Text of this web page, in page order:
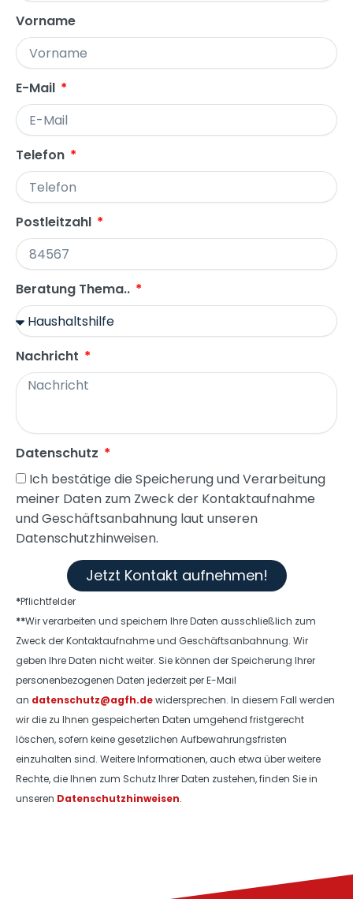
Vorname
E-Mail
Telefon
Postleitzahl
Beratung Thema..
Nachricht
Datenschutz
Ich bestätige die Speicherung und Verarbeitung
meiner Daten zum Zweck der Kontaktaufnahme
und Geschäftsanbahnung laut unseren
Datenschutzhinweisen.
Jetzt Kontakt aufnehmen!
*Pflichtfelder
**Wir verarbeiten und speichern Ihre Daten ausschließlich zum
Zweck der Kontaktaufnahme und Geschäftsanbahnung. Wir
geben Ihre Daten nicht weiter. Sie können der Speicherung Ihrer
personenbezogenen Daten jederzeit per E-Mail
an datenschutz@agfh.dewidersprechen. In diesem Fall werden
wir die zu Ihnen gespeicherten Daten umgehend fristgerecht
löschen, sofern keine gesetzlichen Aufbewahrungsfristen
einzuhalten sind. Weitere Informationen, auch etwa über weitere
Rechte, die Ihnen zum Schutz Ihrer Daten zustehen, finden Sie in
unseren Datenschutzhinweisen.